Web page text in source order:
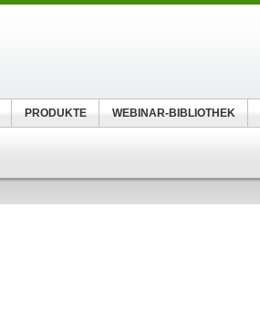
PRODUKTE WEBINAR-BIBLIOTHEK